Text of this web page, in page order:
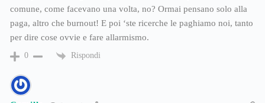
comune, come facevano una volta, no? Ormai pensano solo alla
paga, altro che burnout! E poi ‘ste ricerche le paghiamo noi, tanto
per dire cose ovvie e fare allarmismo.
0 Rispondi